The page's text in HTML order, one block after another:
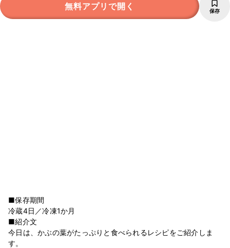
無料アプリで開く 保存
■保存期間
冷蔵4日／冷凍1か月
■紹介文
今日は、かぶの葉がたっぷりと食べられるレシピをご紹介しま
す。